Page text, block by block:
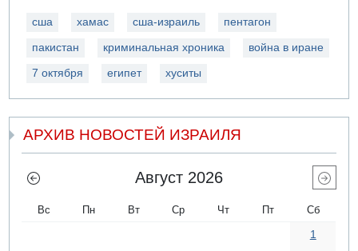
сша хамас сша-израиль пентагон
пакистан криминальная хроника война в иране
7 октября египет хуситы
АРХИВ НОВОСТЕЙ ИЗРАИЛЯ
Август 2026
Вс Пн Вт Ср Чт Пт Сб
1